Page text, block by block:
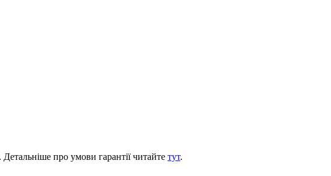
Детальніше про умови гарантії читайте тут.